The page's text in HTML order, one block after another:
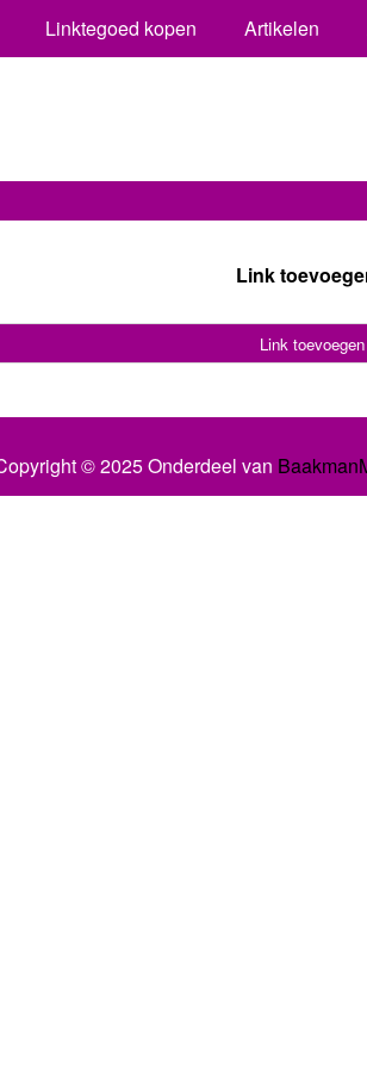
Linktegoed kopen Artikelen
Link
Link toevoegen
© 2025 Onderdeel van